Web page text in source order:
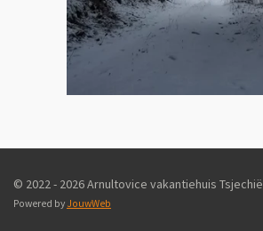
© 2022 - 2026 Arnultovice vakantiehuis Tsjechië
Powered by JouwWeb